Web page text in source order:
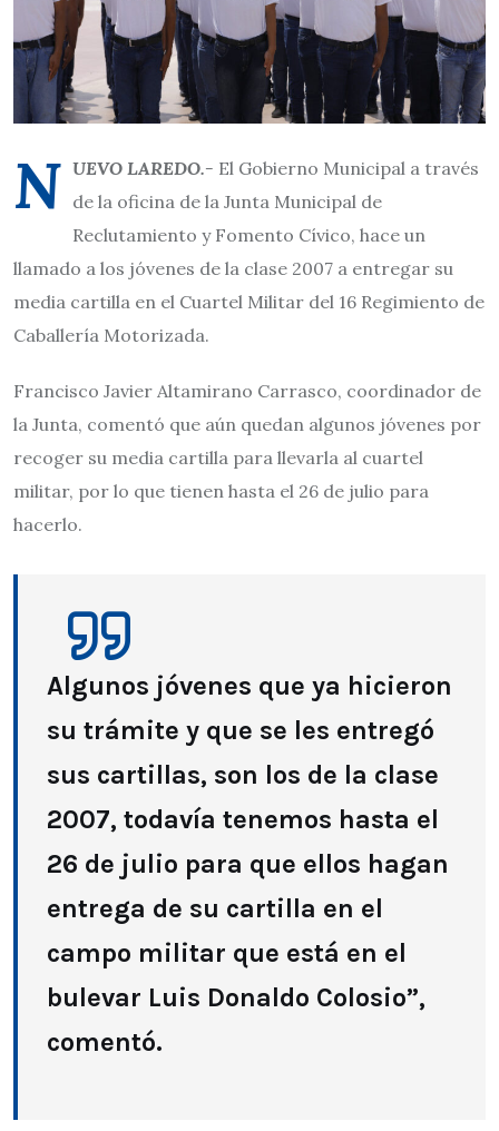
N UEVO LAREDO.- El Gobierno Municipal a través
de la oficina de la Junta Municipal de
Reclutamiento y Fomento Cívico, hace un
llamado a los jóvenes de la clase 2007 a entregar su
media cartilla en el Cuartel Militar del 16 Regimiento de
Caballería Motorizada.
Francisco Javier Altamirano Carrasco, coordinador de
la Junta, comentó que aún quedan algunos jóvenes por
recoger su media cartilla para llevarla al cuartel
militar, por lo que tienen hasta el 26 de julio para
hacerlo.
Algunos jóvenes que ya hicieron
su trámite y que se les entregó
sus cartillas, son los de la clase
2007, todavía tenemos hasta el
26 de julio para que ellos hagan
entrega de su cartilla en el
campo militar que está en el
bulevar Luis Donaldo Colosio”,
comentó.